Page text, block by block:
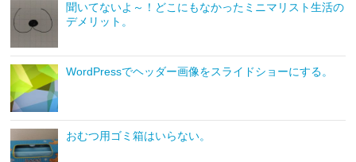
聞いてないよ～！どこにもなかったミニマリスト生活の
デメリット。
WordPressでヘッダー画像をスライドショーにする。
おむつ用ゴミ箱はいらない。